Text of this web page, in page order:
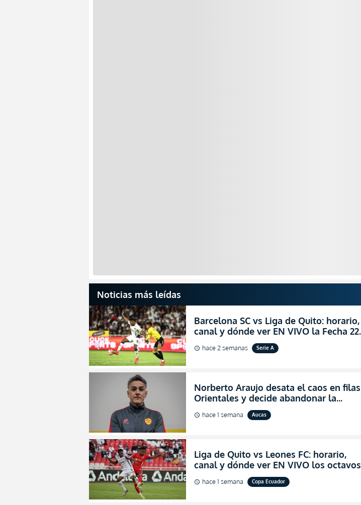
Noticias más leídas
Barcelona SC vs Liga de Quito: horario,
canal y dónde ver EN VIVO la Fecha 22
de la LigaPro 2026
schedule hace 2 semanas Serie A
Norberto Araujo desata el caos en filas
Orientales y decide abandonar la
dirección técnica de Aucas
schedule hace 1 semana Aucas
Liga de Quito vs Leones FC: horario,
canal y dónde ver EN VIVO los octavos
de final de la Copa Ecuador 2026
schedule hace 1 semana Copa Ecuador